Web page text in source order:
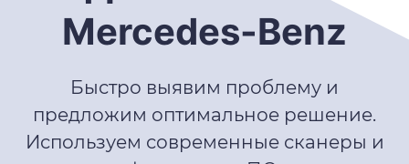
Mercedes-Benz
Быстро выявим проблему и
предложим оптимальное решение.
Используем современные сканеры и